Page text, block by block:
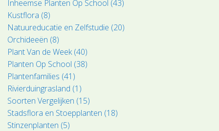
Inheemse Planten Op School (43)
Kustflora (8)
Natuureducatie en Zelfstudie (20)
Orchideeën (8)
Plant Van de Week (40)
Planten Op School (38)
Plantenfamilies (41)
Rivierduingrasland (1)
Soorten Vergelijken (15)
Stadsflora en Stoepplanten (18)
Stinzenplanten (5)